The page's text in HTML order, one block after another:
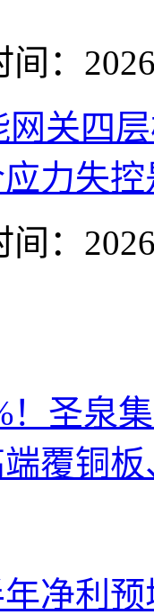
间：
网关四
力失
间：
！圣泉
覆铜
净利